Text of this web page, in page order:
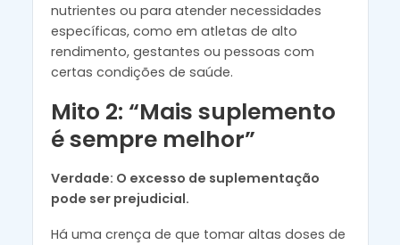
nutrientes ou para atender necessidades
específicas, como em atletas de alto
rendimento, gestantes ou pessoas com
certas condições de saúde.
Mito 2: “Mais suplemento
é sempre melhor”
Verdade: O excesso de suplementação
pode ser prejudicial.
Há uma crença de que tomar altas doses de